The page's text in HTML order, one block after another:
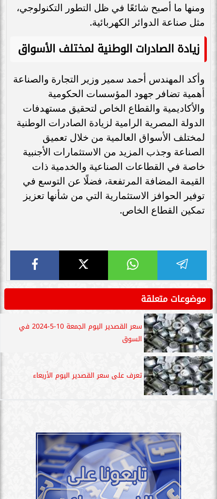
ومنها ما أصبح شائعًا في ظل التطور التكنولوجي،
مثل صناعة الدوائر الكهربائية.
زيادة الصادرات الوطنية لمختلف الأسواق
وأكد المهندس أحمد سمير وزير التجارة والصناعة
أهمية تضافر جهود المؤسسات الحكومية
والأكاديمية والقطاع الخاص لتحقيق مستهدفات
الدولة المصرية الرامية لزيادة الصادرات الوطنية
لمختلف الأسواق العالمية من خلال تعميق
الصناعة وجذب المزيد من الاستثمارات الأجنبية
خاصة في القطاعات الصناعية والخدمية ذات
القيمة المضافة المرتفعة، فضلًا عن التوسع في
توفير الحوافز الاستثمارية التي من شأنها تعزيز
تمكين القطاع الخاص.
موضوعات متعلقة
سعر القصدير اليوم الجمعة 10-5-2024 في
السوق
تعرف على سعر القصدير اليوم الأربعاء